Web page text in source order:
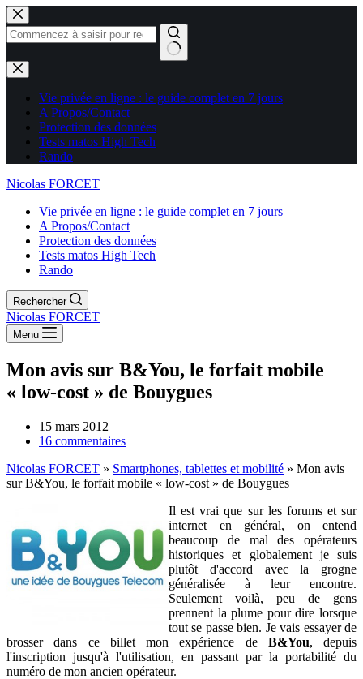
Aucun
résultat
Vie privée en ligne : le guide complet en 7 jours
A Propos/Contact
Protection des données
Tests matos High Tech
Rando
Nicolas FORCET
Vie privée en ligne : le guide complet en 7 jours
A Propos/Contact
Protection des données
Tests matos High Tech
Rando
Rechercher
Nicolas FORCET
Menu
Mon avis sur B&You, le forfait mobile
« low-cost » de Bouygues
15 mars 2012
16 commentaires
Nicolas FORCET » Smartphones, tablettes et mobilité » Mon avis
sur B&You, le forfait mobile « low-cost » de Bouygues
Il est vrai que sur les forums et sur
internet en général, on entend
beaucoup de mal des opérateurs
historiques et globalement je suis
plutôt d'accord avec la grogne
généralisée à leur encontre.
Seulement voilà, peu de gens
prennent la plume pour dire lorsque
tout se passe bien. Je vais essayer de
brosser dans ce billet mon expérience de B&You, depuis
l'inscription jusqu'à l'utilisation, en passant par la portabilité du
numéro de mon ancien opérateur.